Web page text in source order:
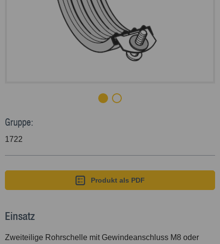
Gruppe:
1722
Produkt als PDF
Einsatz
Zweiteilige Rohrschelle mit Gewindeanschluss M8 oder